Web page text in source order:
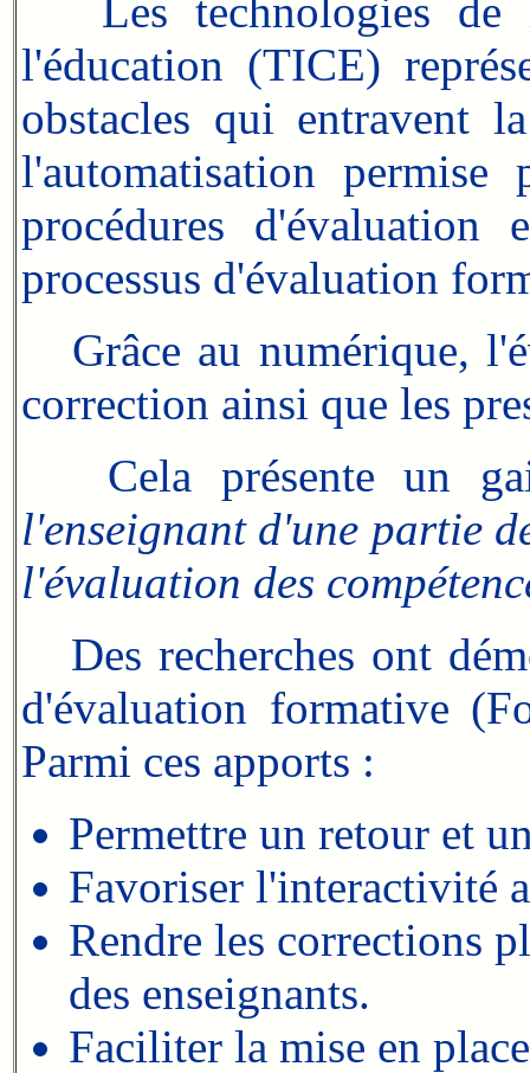
Les technologies de
l'éducation (TICE)
obstacles qui entravent
l'automatisation
procédures
processus d'évaluation
Grâce au numérique,
correction ainsi que les
Cela présente un
l'enseignant d'une partie
l'évaluation des
Des recherches ont
d'évaluation formative
Parmi ces apports :
Permettre un retour et
Favoriser l'interactivité
Rendre les corrections
des enseignants.
Faciliter la mise en